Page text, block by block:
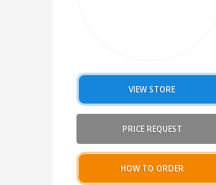
VIEW STORE
PRICE REQUEST
HOW TO ORDER